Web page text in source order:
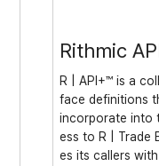
Rithmic
R | API+™ is a
face definitions
incorporate into
ess to R | Trade
es its callers